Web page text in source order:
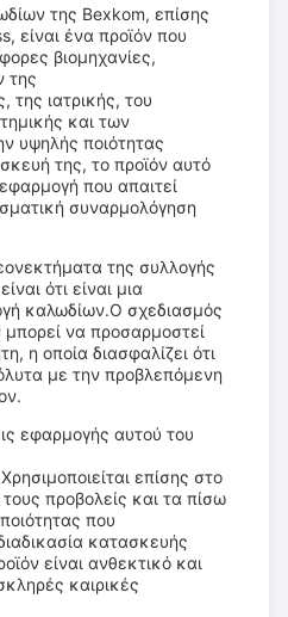
της Bexkom, επίσης
είναι ένα προϊόν που
βιομηχανίες,
της
της ιατρικής, του
και των
υψηλής ποιότητας
της, το προϊόν αυτό
που απαιτεί
συναρμολόγηση
της συλλογής
ότι είναι μια
καλωδίων.Ο σχεδιασμός
να προσαρμοστεί
η οποία διασφαλίζει ότι
με την προβλεπόμενη
εφαρμογής αυτού του
επίσης στο
προβολείς και τα πίσω
που
κατασκευής
είναι ανθεκτικό και
καιρικές